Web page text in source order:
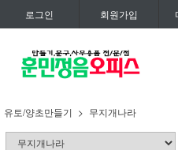
로그인 회원가입
유토/양초만들기 무지개나라